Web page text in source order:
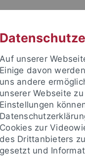
Auf unserer
Einige davon
uns andere
unserer Webseite
Einstellungen
Cookies zur
des Drittanbieters
gesetzt und